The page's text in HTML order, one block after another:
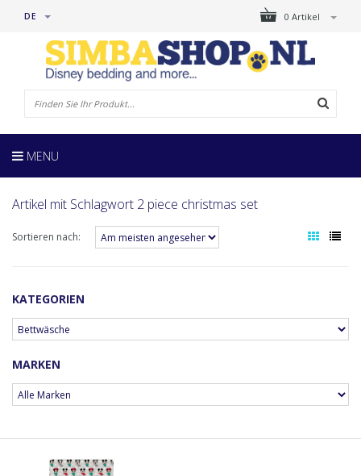
0 Artikel
DE
MENU
Artikel mit Schlagwort 2 piece christmas set
Sortieren nach:
KATEGORIEN
MARKEN